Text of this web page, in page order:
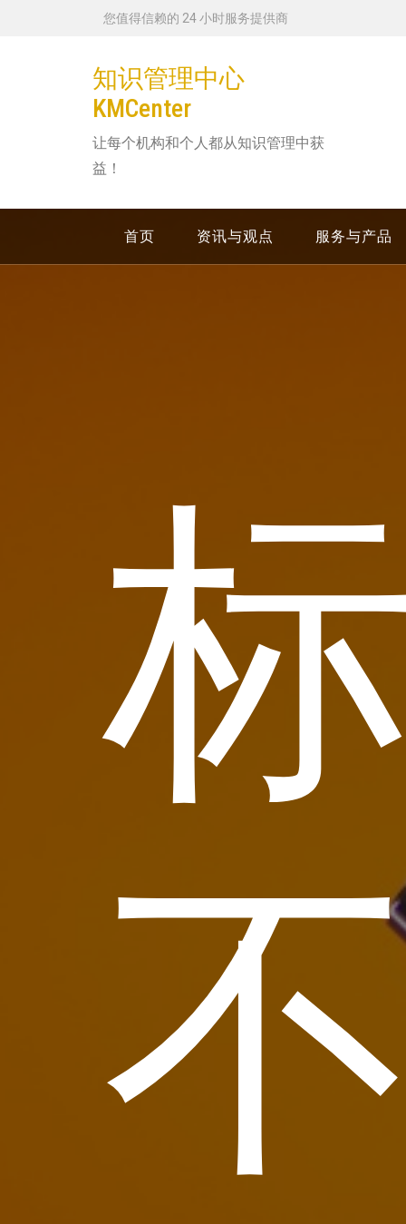
您值得信赖的 24 小时服务提供商
知识管理中心
KMCenter
让每个机构和个人都从知识管理中获
益！
首页 资讯与观点 服务与产品